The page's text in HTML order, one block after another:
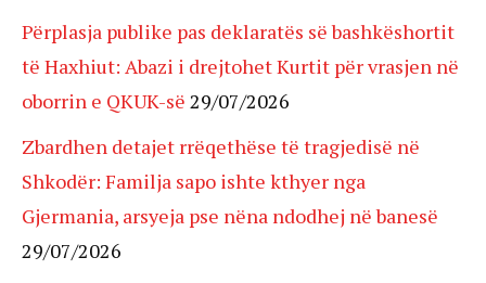
Përplasja publike pas deklaratës së bashkëshortit
të Haxhiut: Abazi i drejtohet Kurtit për vrasjen në
oborrin e QKUK-së 29/07/2026
Zbardhen detajet rrëqethëse të tragjedisë në
Shkodër: Familja sapo ishte kthyer nga
Gjermania, arsyeja pse nëna ndodhej në banesë
29/07/2026